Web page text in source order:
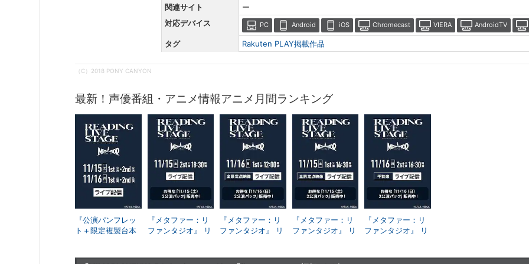
関連サイト
ー
対応デバイス
PC Android iOS Chromecast VIERA AndroidTV
タグ Rakuten PLAY掲載作品
（C）2018 PONY CANYON
最新！声優番組・アニメ情報アニメ月間ランキング
『公演パンフレッ
ト＋限定複製台本
『メタファー：リ
ファンタジオ』 リ
『メタファー：リ
ファンタジオ』 リ
『メタファー：リ
ファンタジオ』 リ
『メタファー：リ
ファンタジオ』 リ